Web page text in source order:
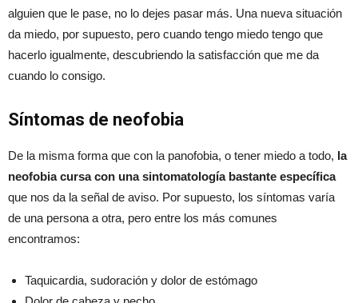
alguien que le pase, no lo dejes pasar más. Una nueva situación
da miedo, por supuesto, pero cuando tengo miedo tengo que
hacerlo igualmente, descubriendo la satisfacción que me da
cuando lo consigo.
Síntomas de neofobia
De la misma forma que con la panofobia, o tener miedo a todo, la
neofobia cursa con una sintomatología bastante específica
que nos da la señal de aviso. Por supuesto, los síntomas varía
de una persona a otra, pero entre los más comunes
encontramos:
Taquicardia, sudoración y dolor de estómago